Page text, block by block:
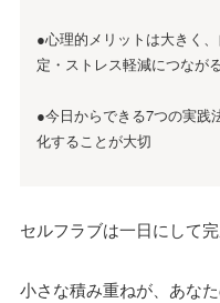
●心理的メリットは大きく
定・ストレス軽減につなが
●今日からできる7つの実践
化することが大切
セルフラブは一日にして
小さな積み重ねが、あな